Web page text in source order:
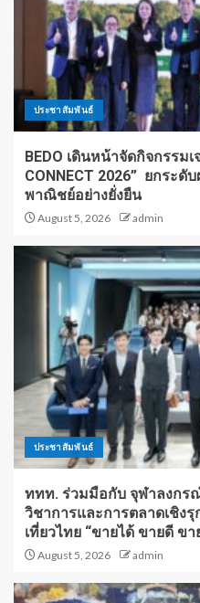
ประชาสัมพันธ์
BEDO เดินหน้าจัดกิจกรรมเ
CONNECT 2026” ยกระ
พาณิชย์อย่างยั่งยืน
August 5, 2026 admin
ประชาสัมพันธ์
ททท. ร่วมมือกับ จุฬาลงกร
วิชาการและการตลาดเชิง
เที่ยวไทย “ขายได้ ขายดี ข
August 5, 2026 admin